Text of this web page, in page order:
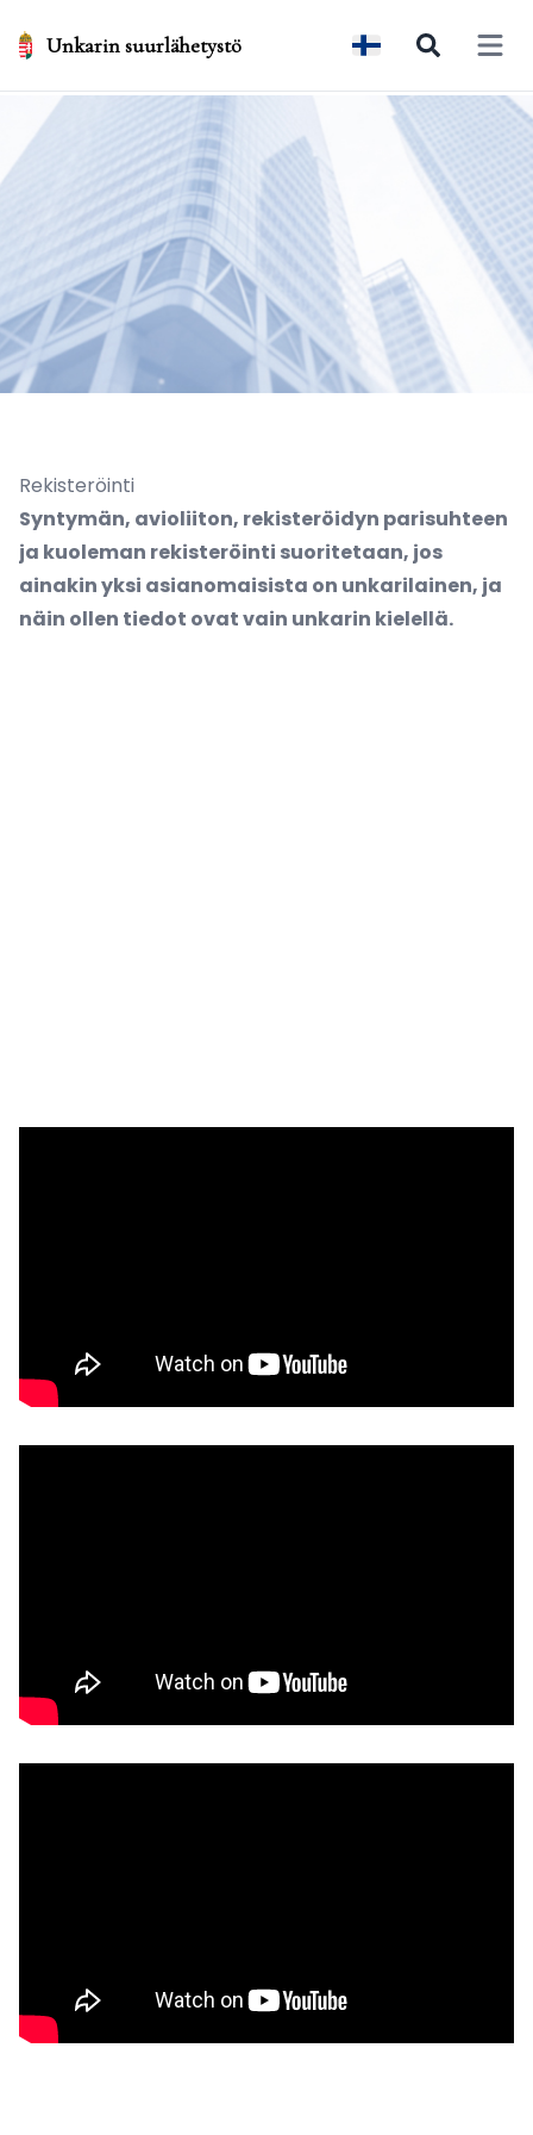
Unkarin suurlähetystö Open
Rekisteröinti
Syntymän, avioliiton, rekisteröidyn parisuhteen
ja kuoleman rekisteröinti suoritetaan, jos
ainakin yksi asianomaisista on unkarilainen, ja
näin ollen tiedot ovat vain unkarin kielellä.